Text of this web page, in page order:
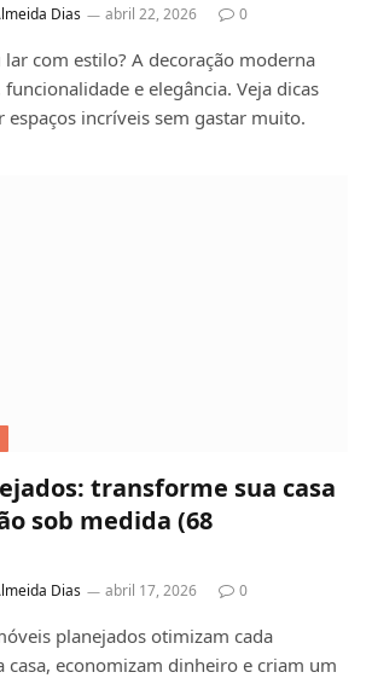
Dias abril 22, 2026 0
com estilo? A decoração moderna
e elegância. Veja dicas
espaços incríveis sem gastar muito.
transforme sua casa
sob medida (68
Dias abril 17, 2026 0
planejados otimizam cada
casa, economizam dinheiro e criam um